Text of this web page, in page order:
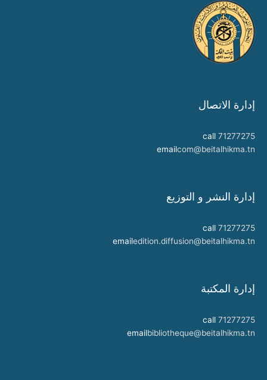
إدارة الاتصال
call 71277275
emailcom@beitalhikma.tn
إدارة النشر و التوزيع
call 71277275
emailedition.diffusion@beitalhikma.tn
إدارة المكتبة
call 71277275
emailbibliotheque@beitalhikma.tn